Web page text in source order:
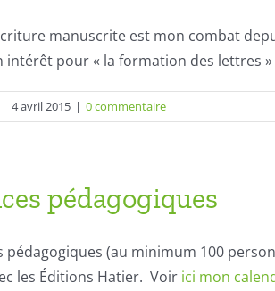
manuscrite est mon combat
intérêt pour « la formation des lettres
| 4 avril 2015 | 0 commentaire
pédagogiques
pédagogiques (au minimum 100
les Éditions Hatier. Voir ici mon